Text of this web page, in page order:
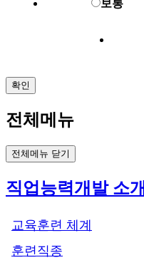
보통
확인
전체메뉴
전체메뉴 닫기
직업능력개발 소개
교육훈련 체계
훈련직종